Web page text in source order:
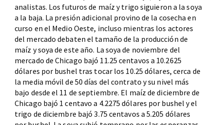
analistas. Los futuros de maíz y trigo siguieron a la soya
a la baja. La presión adicional provino de la cosecha en
curso en el Medio Oeste, incluso mientras los actores
del mercado debaten el tamaño de la producción de
maíz y soya de este año. La soya de noviembre del
mercado de Chicago bajó 11.25 centavos a 10.2625
dólares por bushel tras tocar los 10.25 dólares, cerca de
la media móvil de 50 días del contrato y su nivel más
bajo desde el 11 de septiembre. El maíz de diciembre de
Chicago bajó 1 centavo a 4.2275 dólares por bushel y el
trigo de diciembre bajó 3.75 centavos a 5.205 dólares